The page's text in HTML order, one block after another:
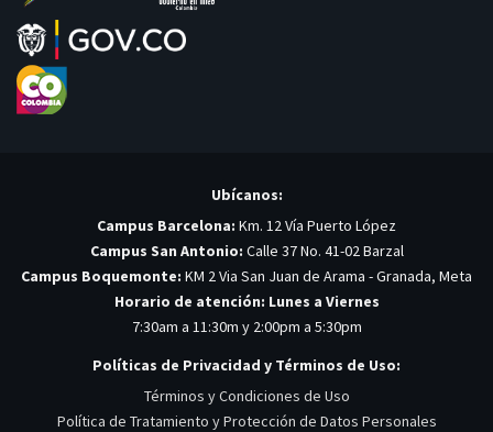
Ubícanos:
Campus Barcelona: Km. 12 Vía Puerto López
Campus San Antonio: Calle 37 No. 41-02 Barzal
Campus Boquemonte: KM 2 Via San Juan de Arama - Granada, Meta
Horario de atención: Lunes a Viernes
7:30am a 11:30m y 2:00pm a 5:30pm
Políticas de Privacidad y Términos de Uso:
Términos y Condiciones de Uso
Política de Tratamiento y Protección de Datos Personales